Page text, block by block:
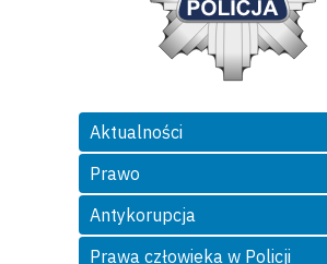
Aktualności
Prawo
Antykorupcja
Prawa człowieka w Policji